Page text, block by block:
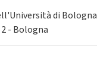
di Bologna
- Bologna